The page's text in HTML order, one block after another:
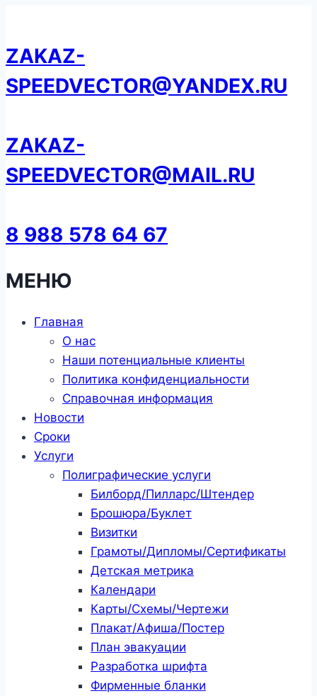
содержанию
ZAKAZ-
SPEEDVECTOR@YANDEX.RU
ZAKAZ-
SPEEDVECTOR@MAIL.RU
8 988 578 64 67
МЕНЮ
Главная
О нас
Наши потенциальные клиенты
Политика конфиденциальности
Справочная информация
Новости
Сроки
Услуги
Полиграфические услуги
Билборд/Пилларс/Штендер
Брошюра/Буклет
Визитки
Грамоты/Дипломы/Сертификаты
Детская метрика
Календари
Карты/Схемы/Чертежи
Плакат/Афиша/Постер
План эвакуации
Разработка шрифта
Фирменные бланки